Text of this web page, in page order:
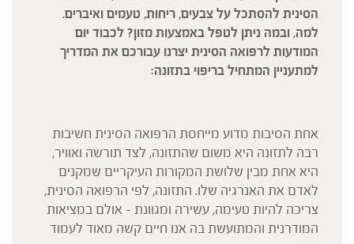
הסינית להסתכל על צבעים, ריחות, טעמים ואיברים.
למה, ובמה ניתן לטפל באמצעות מזון? לכבוד יום
המודעות לרפואה הסינית יצרנו עבורכם את המדריך
למתעניין המתחיל בריפוי בתזונה:
אחת הסיבות מדוע מייחסת הרפואה הסינית חשיבות
רבה לתזונה היא משום שהתזונה, לצד תורשה ואוויר,
היא אחת מבין שלושת המקורות העיקריים שמקנים
לאדם את האנרגיה שלו. התזונה, לפי הרפואה הסינית,
צריכה להיות טעימה, עשירה ומגוונת – אולם במציאות
המודרנית והמתועשת בה אנו חיים קשה מאוד לעמוד